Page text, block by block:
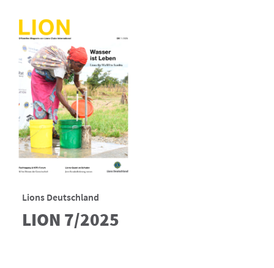
Lions Deutschland
LION 7/2025